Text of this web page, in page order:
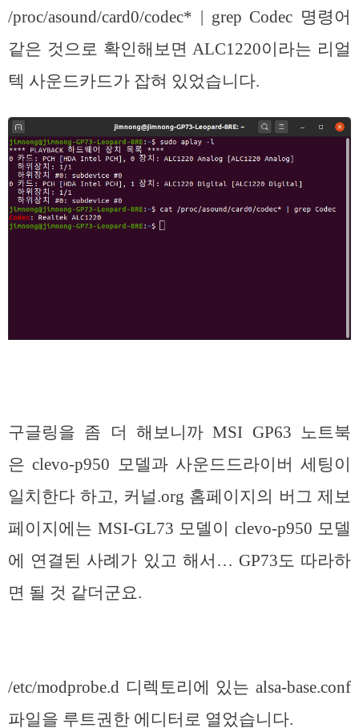
/proc/asound/card0/codec* | grep Codec 명령어
같은 것으로 확인해보면 ALC1220이라는 리얼
텍 사운드카드가 잡혀 있었습니다.
구글링을 좀 더 해보니까 MSI GP63 노트북
은 clevo-p950 모델과 사운드드라이버 세팅이
일치한다 하고, 커널.org 홈페이지의 버그 제보
페이지에는 MSI-GL73 모델이 clevo-p950 모델
에 연결된 사례가 있고 해서… GP73도 따라하
면 될 것 같더군요.
/etc/modprobe.d 디렉토리에 있는 alsa-base.conf
파일을 루트권한 에디터로 열었습니다.